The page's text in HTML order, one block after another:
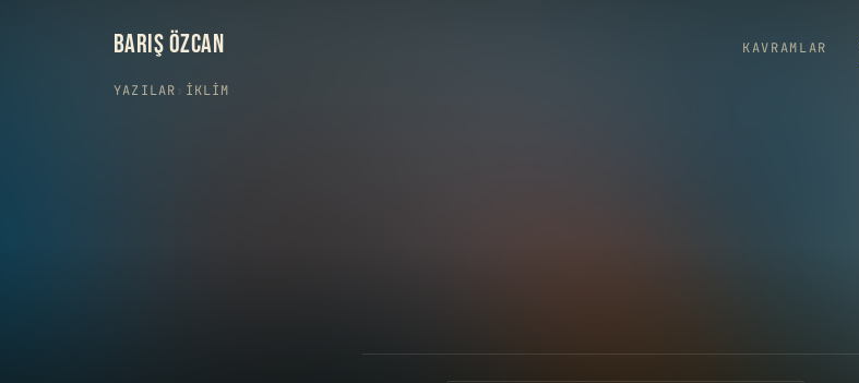
BARIŞ ÖZCAN KAVRAMLAR
YAZILAR › İKLIM